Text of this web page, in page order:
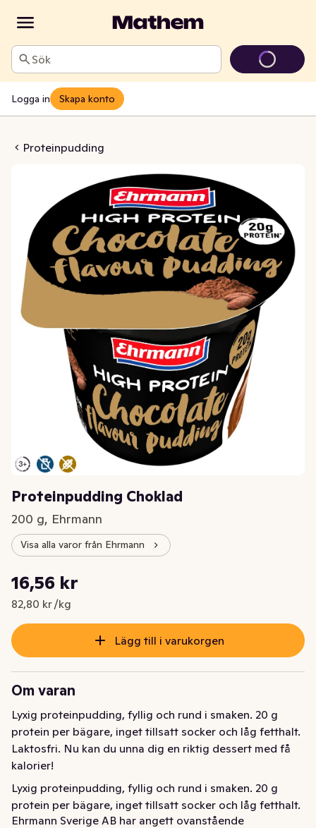
Sök
Logga in Skapa konto
Proteinpudding
Choklad
Proteinpudding Choklad
200 g, Ehrmann
Visa alla varor från Ehrmann
Nuvarande pris är: 16,56 kr
16,56 kr
82,80 kr /kg
Styckpris: 82,80 kr /kg
Lägg till i varukorgen
Om varan
Lyxig proteinpudding, fyllig och rund i smaken. 20 g
protein per bägare, inget tillsatt socker och låg fetthalt.
Laktosfri. Nu kan du unna dig en riktig dessert med få
kalorier!
Lyxig proteinpudding, fyllig och rund i smaken. 20 g
protein per bägare, inget tillsatt socker och låg fetthalt.
Laktosfri. Nu kan du unna dig en riktig dessert med få
Ehrmann Sverige AB har angett ovanstående